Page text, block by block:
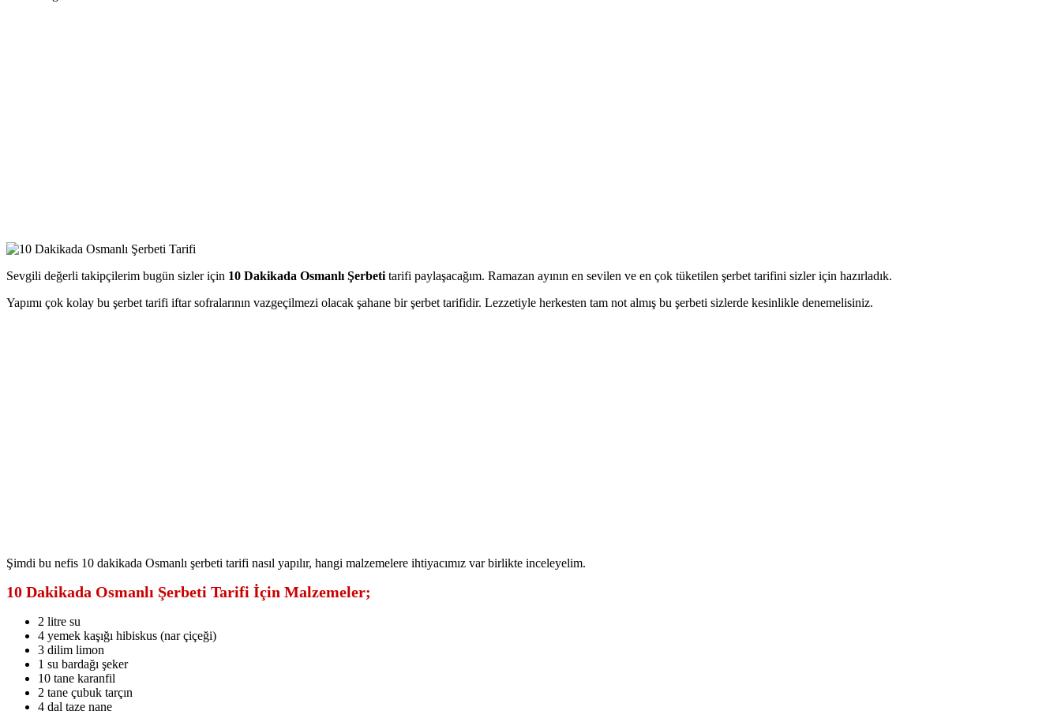
Sevgili değerli takipçilerim bugün sizler için 10 Dakikada Osmanlı Şerbeti tarifi paylaşacağım. Ramazan ayının en sevilen ve en çok tüketilen şerbet tarifini sizler için hazırladık.
Yapımı çok kolay bu şerbet tarifi iftar sofralarının vazgeçilmezi olacak şahane bir şerbet tarifidir. Lezzetiyle herkesten tam not almış bu şerbeti sizlerde kesinlikle denemelisiniz.
Şimdi bu nefis 10 dakikada Osmanlı şerbeti tarifi nasıl yapılır, hangi malzemelere ihtiyacımız var birlikte inceleyelim.
10 Dakikada Osmanlı Şerbeti Tarifi İçin Malzemeler;
2 litre su
4 yemek kaşığı hibiskus (nar çiçeği)
3 dilim limon
1 su bardağı şeker
10 tane karanfil
2 tane çubuk tarçın
4 dal taze nane